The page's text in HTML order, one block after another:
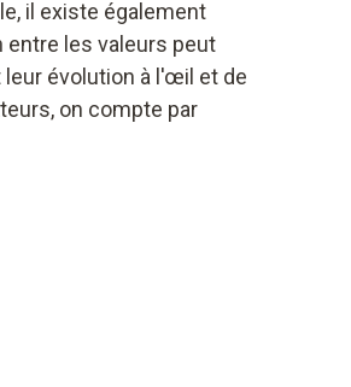
il existe également
entre les valeurs peut
évolution à l'œil et de
on compte par